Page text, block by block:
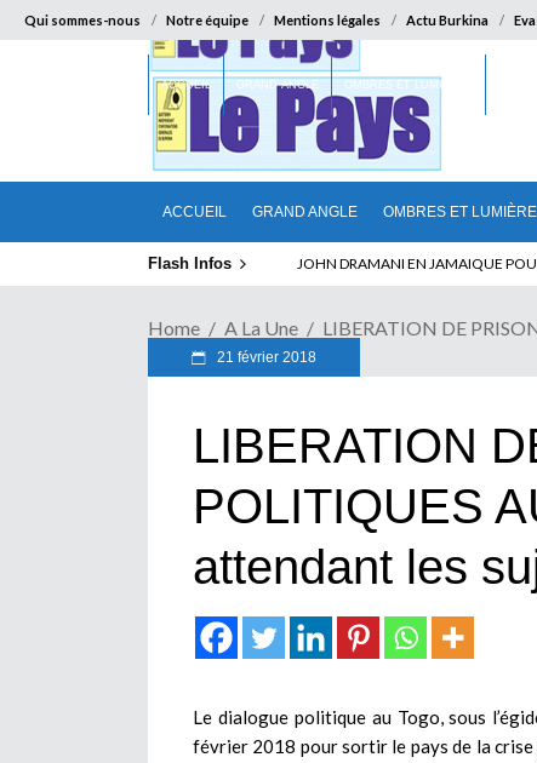
Qui sommes-nous Notre équipe Mentions légales Actu Burkina
ACCUEIL GRAND ANGLE OMBRES ET
ACCUEIL GRAND ANGLE OMBRES ET LUMIÈRES
Flash Infos ABSENCE PROLONGEE DE PAUL
Home A La Une LIBERATION DE
21 février 2018
LIBERATION
POLITIQUES
attendant les
Le dialogue politique au Togo, sous
février 2018 pour sortir le pays de la